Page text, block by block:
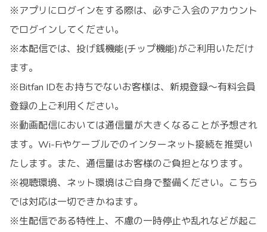
※アプリにログインをする際は、必ずご入会のアカウント
でログインしてください。
※本配信では、投げ銭機能(チップ機能)がご利用いただけ
ます。
※Bitfan IDをお持ちでないお客様は、新規登録〜有料会員
登録の上ご利用ください。
※動画配信においては通信量が大きくなることが予想され
ます。Wi-Fiやケーブルでのインターネット接続を推奨い
たします。また、通信量はお客様のご負担となります。
※視聴環境、ネット環境はご自身で整備ください。こちら
では対応は一切できかねます。
※生配信である特性上、不慮の一時停止や乱れなどが起こ